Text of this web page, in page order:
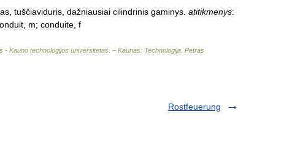
tuščiaviduris dažniausiai cilindrinis gaminys atitikmenys:
m; conduite f
- Kauno technologijos universitetas . – Kaunas: Technologija Petras
Rostfeuerung